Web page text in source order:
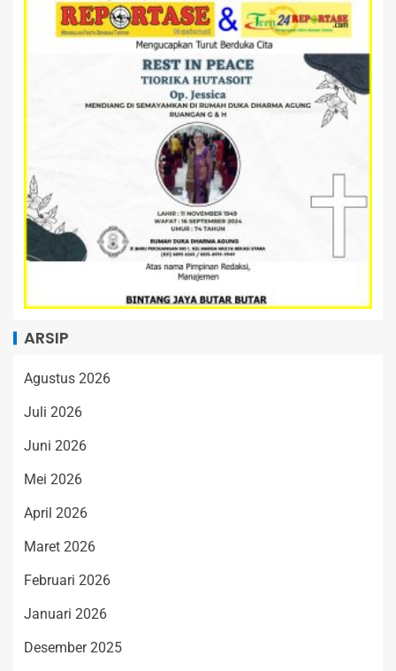
ARSIP
Agustus 2026
Juli 2026
Juni 2026
Mei 2026
April 2026
Maret 2026
Februari 2026
Januari 2026
Desember 2025